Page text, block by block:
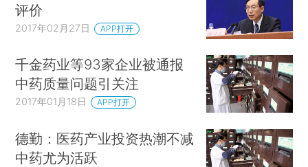
评价
2017年02月27日 APP打开
千金药业等93家企业被通报
中药质量问题引关注
2017年01月18日 APP打开
德勤：医药产业投资热潮不减
中药尤为活跃